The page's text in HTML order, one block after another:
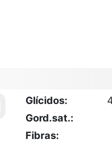
Glícidos:
Gord.sat.:
Fibras: